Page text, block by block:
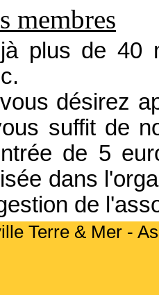
membres
plus de 40
désirez
suffit de
de 5
dans
de
Terre & Mer -